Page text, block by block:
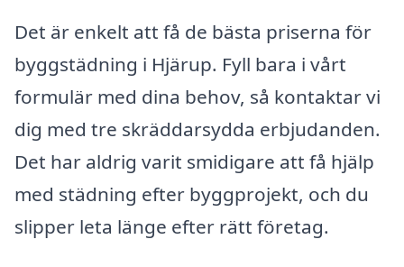
Det är enkelt att få de bästa priserna för
byggstädning i Hjärup. Fyll bara i vårt
formulär med dina behov, så kontaktar vi
dig med tre skräddarsydda erbjudanden.
Det har aldrig varit smidigare att få hjälp
med städning efter byggprojekt, och du
slipper leta länge efter rätt företag.